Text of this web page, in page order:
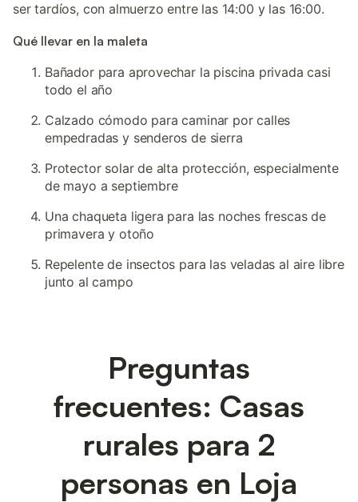
ser tardíos, con almuerzo entre las 14:00 y las 16:00.
Qué llevar en la maleta
Bañador para aprovechar la piscina privada casi
todo el año
Calzado cómodo para caminar por calles
empedradas y senderos de sierra
Protector solar de alta protección, especialmente
de mayo a septiembre
Una chaqueta ligera para las noches frescas de
primavera y otoño
Repelente de insectos para las veladas al aire libre
junto al campo
Preguntas
frecuentes: Casas
rurales para 2
personas en Loja